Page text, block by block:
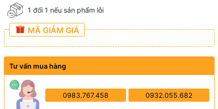
1 đổi 1 nếu sản phẩm lỗi
MÃ GIẢM GIÁ
Tư vấn mua hàng
0983.767.458 0932.055.682